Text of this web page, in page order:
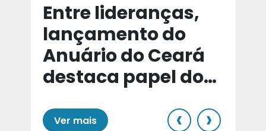
Entre lideranças,
lançamento do
Anuário do Ceará
destaca papel do
Ver mais ‹ ›